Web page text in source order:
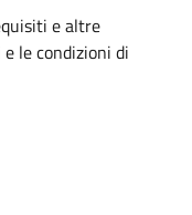
e altre
le condizioni di